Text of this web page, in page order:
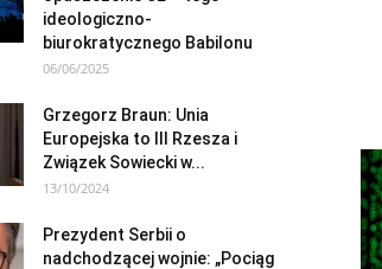
ideologiczno-
biurokratycznego Babilonu
06/06/2025
Grzegorz Braun: Unia
Europejska to III Rzesza i
Związek Sowiecki w...
13/10/2024
Prezydent Serbii o
nadchodzącej wojnie: „Pociąg